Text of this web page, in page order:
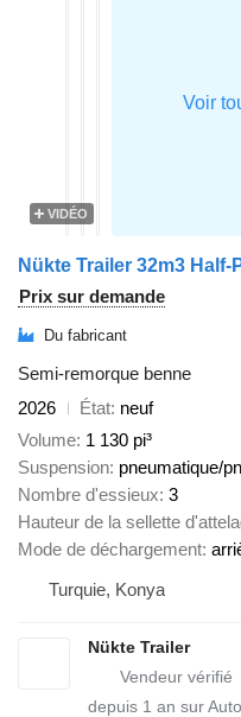
VIDÉO
Nükte Trailer 32m3
Prix sur demande
Du fabricant
Semi-remorque benne
2026
État neuf
Volume 1 130 pi³
Suspension pneumatique/
Nombre d'essieux 3
Hauteur de la sellette
Mode de déchargement
Turquie, Konya
Nükte Trailer
depuis 1 an sur